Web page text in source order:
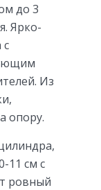
до 3
Ярко-
с
Из
опору.
11 см с
ровный